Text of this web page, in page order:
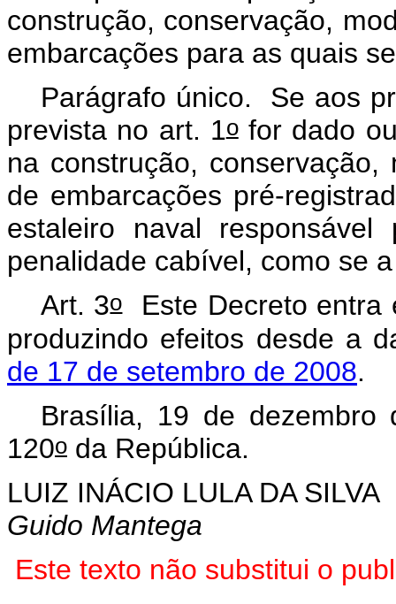
construção, conservação,
embarcações para as quais
Parágrafo único. Se aos
prevista no art. 1ofor dado
na construção,
de embarcações pré-
estaleiro naval
penalidade cabível, como se
Art. 3oEste Decreto entra
produzindo efeitos desde a
de 17 de setembro de 2008.
Brasília, 19 de dezembro
120o da República.
LUIZ INÁCIO LULA DA SILVA
Guido Mantega
Este texto não substitui o